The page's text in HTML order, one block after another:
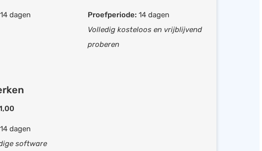
14 dagen Proefperiode: 14 dagen
Volledig kosteloos en vrijblijvend
proberen
14 dagen
software